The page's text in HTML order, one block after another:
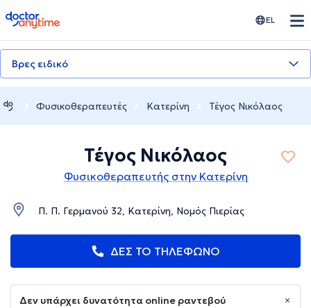
doctoranytime EL
Βρες ειδικό
Φυσικοθεραπευτές Κατερίνη Τέγος Νικόλαος
Τέγος Νικόλαος
Φυσικοθεραπευτής στην Κατερίνη
Π. Π. Γερμανού 32, Κατερίνη, Νομός Πιερίας
ΔΕΣ ΤΟ ΤΗΛΕΦΩΝΟ
Δεν υπάρχει δυνατότητα online ραντεβού